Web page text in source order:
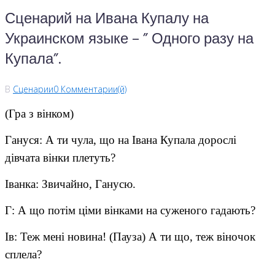
Сценарий на Ивана Купалу на
Украинском языке – ” Одного разу на
Купала”.
В Сценарии0 Комментарии(й)
(Гра з вінком)
Гануся: А ти чула, що на Івана Купала дорослі
дівчата вінки плетуть?
Іванка: Звичайно, Ганусю.
Г: А що потім ціми вінками на суженого гадають?
Ів: Теж мені новина! (Пауза) А ти що, теж віночок
сплела?